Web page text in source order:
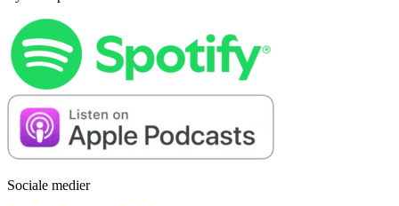
Sociale medier